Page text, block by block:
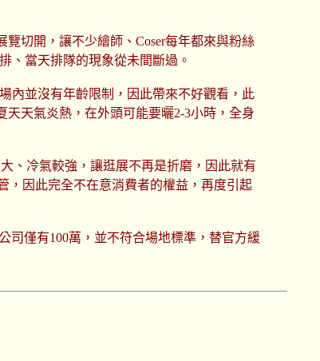
切開，讓不少繪師、Coser每年都來與粉絲
、當天排隊的現象從未間斷過。
內並沒有年齡限制，因此帶來不好觀看，此
天氣炎熱，在外頭可能要曬2-3小時，全身
、冷氣較強，讓逛展不再是折磨，因此就有
，因此完全不在意消費者的權益，再度引起
司僅有100萬，並不符合場地標準，替官方緩